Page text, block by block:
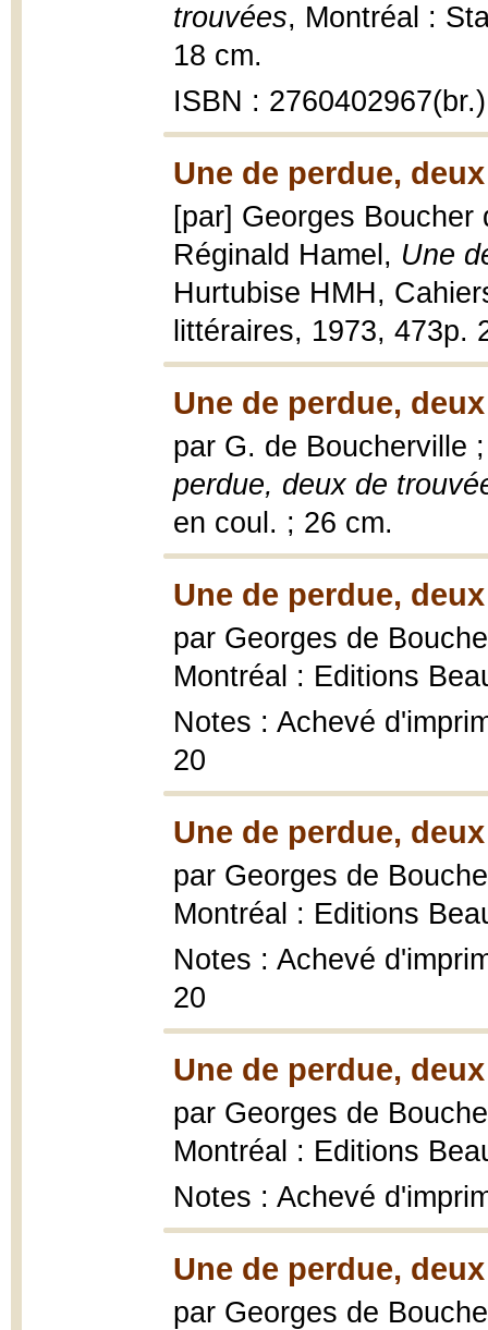
trouvées, Montréal :
18 cm.
ISBN : 2760402967(br.)
Une de perdue,
[par] Georges
Réginald Hamel, Une
Hurtubise HMH,
littéraires, 1973, 473p.
Une de perdue,
par G. de Boucherville
perdue, deux de
en coul. ; 26 cm.
Une de perdue,
par Georges de
Montréal : Editions
Notes : Achevé
20
Une de perdue,
par Georges de
Montréal : Editions
Notes : Achevé
20
Une de perdue,
par Georges de
Montréal : Editions
Notes : Achevé
Une de perdue,
par Georges de